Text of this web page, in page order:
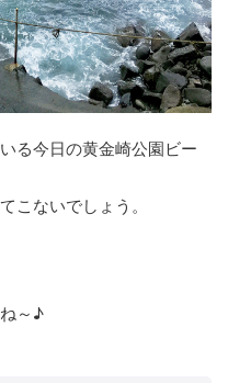
る今日の黄金崎公園ビー
こないでしょう。
～♪